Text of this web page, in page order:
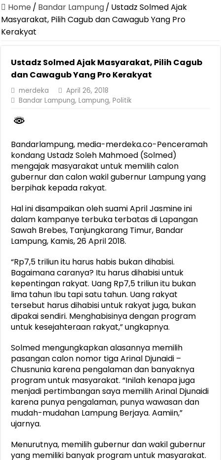
Pemprov Lampung Berhasil Kendalikan Inflasi, Jadi Provinsi
Pemprov Lampung Perkuat Pembangunan Rumah Layak Huni
Pastikan Pelayanan Maksimal, Direksi Jasa Raharja Tinjau Korban
Jasa Raharja Jamin Seluruh Korban Kebakaran KM Mutiara
Gubernur Mirza Ajak IAI Darul Fattah Cetak SDM Adaptif
Home / Bandar Lampung/ Ustadz Solmed Ajak
Masyarakat, Pilih Cagub dan Cawagub Yang Pro
Kerakyat
Ustadz Solmed Ajak Masyarakat, Pilih Cagub
dan Cawagub Yang Pro Kerakyat
merdeka
April 26, 2018
Bandar Lampung,Lampung,Politik
Bandarlampung, media-merdeka.co-Penceramah
kondang Ustadz Soleh Mahmoed (Solmed)
mengajak masyarakat untuk memilih calon
gubernur dan calon wakil gubernur Lampung yang
berpihak kepada rakyat.
Hal ini disampaikan oleh suami April Jasmine ini
dalam kampanye terbuka terbatas di Lapangan
Sawah Brebes, Tanjungkarang Timur, Bandar
Lampung, Kamis, 26 April 2018.
“Rp7,5 triliun itu harus habis bukan dihabisi.
Bagaimana caranya? Itu harus dihabisi untuk
kepentingan rakyat. Uang Rp7,5 triliun itu bukan
lima tahun Ibu tapi satu tahun. Uang rakyat
tersebut harus dihabisi untuk rakyat juga, bukan
dipakai sendiri. Menghabisinya dengan program
untuk kesejahteraan rakyat,” ungkapnya.
Solmed mengungkapkan alasannya memilih
pasangan calon nomor tiga Arinal Djunaidi –
Chusnunia karena pengalaman dan banyaknya
program untuk masyarakat. “Inilah kenapa juga
menjadi pertimbangan saya memilih Arinal Djunaidi
karena punya pengalaman, punya wawasan dan
mudah-mudahan Lampung Berjaya. Aamiin,”
ujarnya.
Menurutnya, memilih gubernur dan wakil gubernur
yang memiliki banyak program untuk masyarakat.